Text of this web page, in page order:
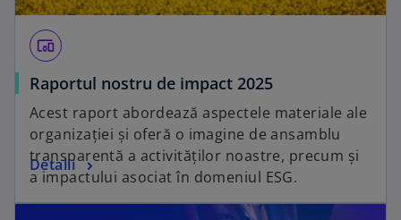
devices_other
Raportul nostru de impact 2025
Acest raport abordează aspectele materiale ale
organizației și oferă o imagine de ansamblu
transparentă a activităților noastre, precum și
a impactului asociat în domeniul ESG.
Detalii